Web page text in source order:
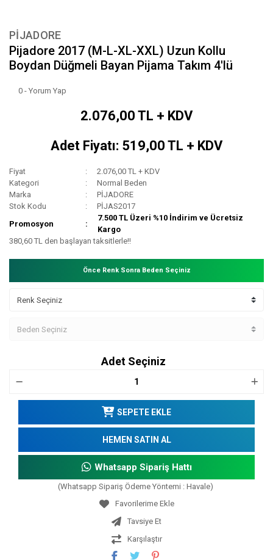
PİJADORE
Pijadore 2017 (M-L-XL-XXL) Uzun Kollu
Boydan Düğmeli Bayan Pijama Takım 4'lü
0 - Yorum Yap
2.076,00 TL + KDV
Adet Fiyatı: 519,00 TL + KDV
Fiyat
2.076,00 TL + KDV
Kategori
Normal Beden
Marka
PİJADORE
Stok Kodu
PİJAS2017
Promosyon
7.500 TL Üzeri %10 İndirim ve Ücretsiz
Kargo
380,60 TL den başlayan taksitlerle!!
Önce Renk Sonra Beden Seçiniz
Adet Seçiniz
SEPETE EKLE
HEMEN SATIN AL
Whatsapp Sipariş Hattı
(Whatsapp Sipariş Ödeme Yöntemi : Havale)
Tavsiye Et
Karşılaştır